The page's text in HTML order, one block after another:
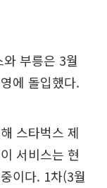
부릉은 3월
에 돌입했다.
스타벅스 제
서비스는 현
이다. 1차(3월